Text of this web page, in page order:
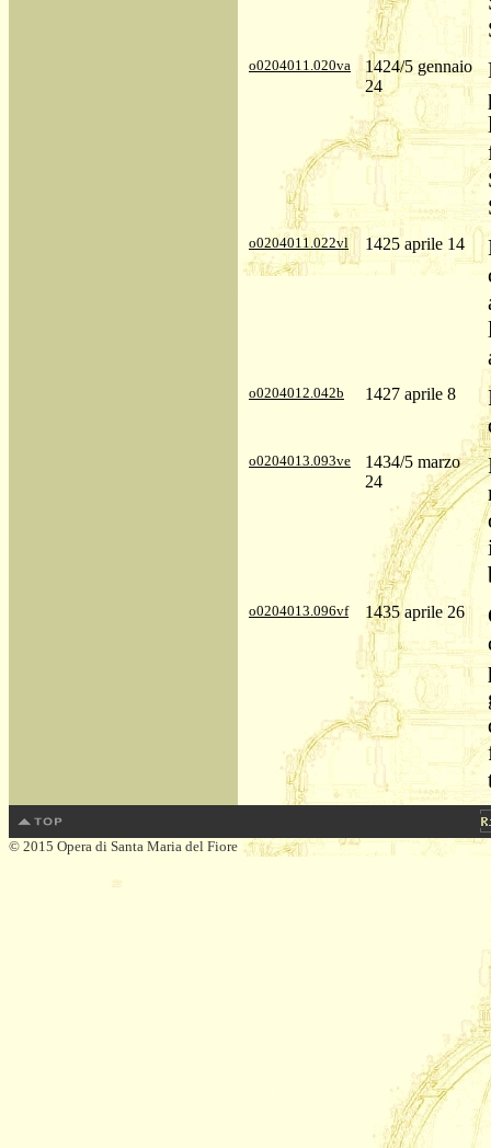
o0204011.020va
1424/5 gennaio
24
o0204011.022vl 1425 aprile 14
o0204012.042b 1427 aprile 8
o0204013.093ve
1434/5 marzo
24
o0204013.096vf 1435 aprile 26
© 2015 Opera di Santa Maria del Fiore